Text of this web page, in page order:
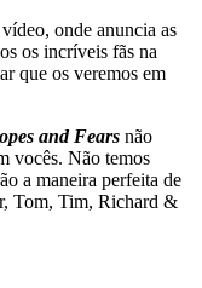
onde anuncia as
os incríveis fãs na
que os veremos em
and Fears não
vocês. Não temos
a maneira perfeita de
Tom, Tim, Richard &